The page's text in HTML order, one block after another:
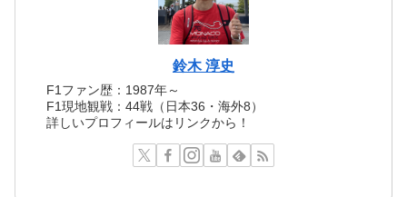
鈴木 淳史
F1ファン歴：1987年～
F1現地観戦：44戦（日本36・海外8）
詳しいプロフィールはリンクから！